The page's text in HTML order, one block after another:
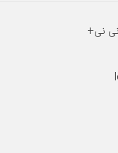
نی نی+